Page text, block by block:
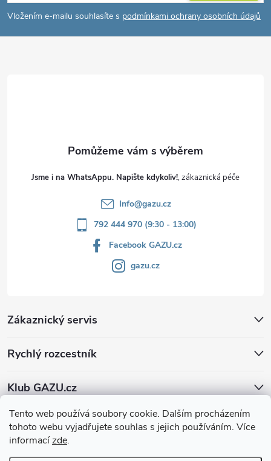
Tento web používá soubory cookie. Dalším procházením
tohoto webu vyjadřujete souhlas s jejich používáním. Více
informacízde.
p
a
Vložením e-mailu souhlasíte s podmínkami ochrany osobních údajů
Jsme i na WhatsAppu. Napište kdykoliv!
Info@gazu.cz
792 444 970 (9:30 - 13:00)
Facebook GAZU.cz
gazu.cz
Zákaznický servis
Rychlý rozcestník
Klub GAZU.cz